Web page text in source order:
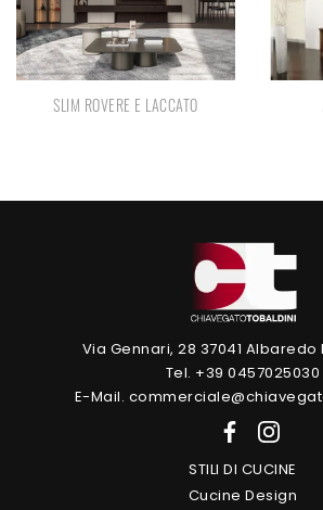
SLIM ROVERE E LACCATO
Via Gennari, 28 37041 Albaredo
Tel. +39 0457025030
E-Mail.
STILI DI CUCINE
Cucine Design